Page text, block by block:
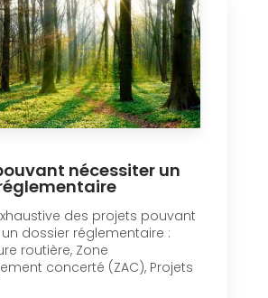
nécessiter un
des projets pouvant
dossier réglementaire :
routière, Zone
concerté (ZAC), Projets